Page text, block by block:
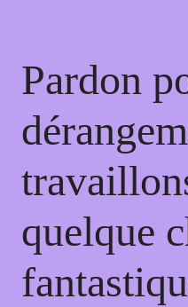
Pardon
quelque